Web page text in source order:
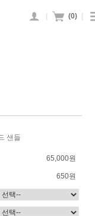
| (0) |
샌들
65,000원
650원